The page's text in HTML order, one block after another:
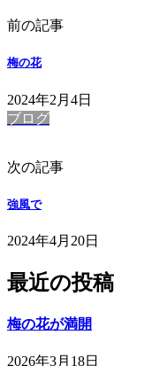
前の記事
梅の花
2024年2月4日
ブログ
次の記事
強風で
2024年4月20日
最近の投稿
梅の花が満開
2026年3月18日